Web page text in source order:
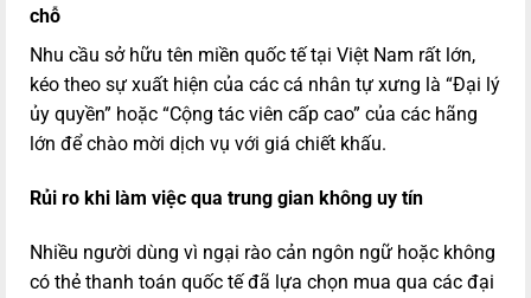
chỗ
Nhu cầu sở hữu tên miền quốc tế tại Việt Nam rất lớn,
kéo theo sự xuất hiện của các cá nhân tự xưng là “Đại lý
ủy quyền” hoặc “Cộng tác viên cấp cao” của các hãng
lớn để chào mời dịch vụ với giá chiết khấu.
Rủi ro khi làm việc qua trung gian không uy tín
Nhiều người dùng vì ngại rào cản ngôn ngữ hoặc không
có thẻ thanh toán quốc tế đã lựa chọn mua qua các đại